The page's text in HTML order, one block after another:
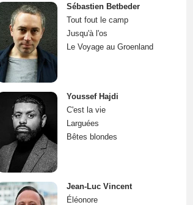
Sébastien Betbeder
Tout fout le camp
Jusqu'à l'os
Le Voyage au Groenland
Youssef Hajdi
C'est la vie
Larguées
Bêtes blondes
Jean-Luc Vincent
Éléonore